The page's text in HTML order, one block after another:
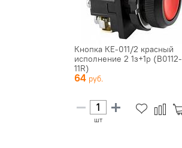
Кнопка КЕ-011/2 красный
исполнение 2 1з+1р (B0112-
11R)
64
шт